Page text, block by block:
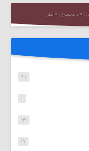
۴۱
۱
۱۳
۲۱